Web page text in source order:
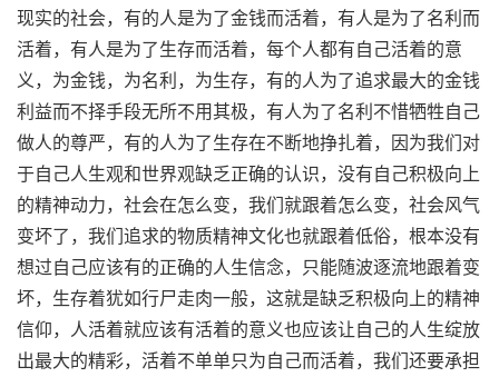
现实的社会，有的人是为了金钱而活着，有人是为了名利而
活着，有人是为了生存而活着，每个人都有自己活着的意
义，为金钱，为名利，为生存，有的人为了追求最大的金钱
利益而不择手段无所不用其极，有人为了名利不惜牺牲自己
做人的尊严，有的人为了生存在不断地挣扎着，因为我们对
于自己人生观和世界观缺乏正确的认识，没有自己积极向上
的精神动力，社会在怎么变，我们就跟着怎么变，社会风气
变坏了，我们追求的物质精神文化也就跟着低俗，根本没有
想过自己应该有的正确的人生信念，只能随波逐流地跟着变
坏，生存着犹如行尸走肉一般，这就是缺乏积极向上的精神
信仰，人活着就应该有活着的意义也应该让自己的人生绽放
出最大的精彩，活着不单单只为自己而活着，我们还要承担